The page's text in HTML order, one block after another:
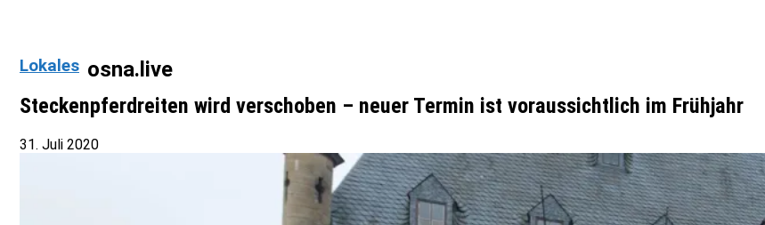
osna.live
Lokales
Steckenpferdreiten wird verschoben – neuer Termin ist voraussichtlich im Frühjahr
31. Juli 2020